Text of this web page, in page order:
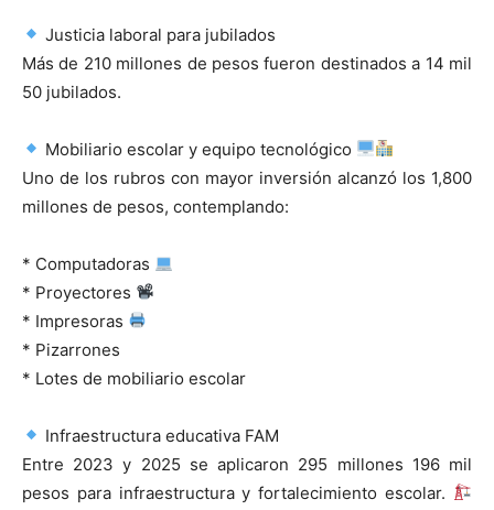
Justicia laboral para jubilados
Más de 210 millones de pesos fueron destinados a 14 mil
50 jubilados.
Mobiliario escolar y equipo tecnológico
Uno de los rubros con mayor inversión alcanzó los 1,800
millones de pesos, contemplando:
* Computadoras
* Proyectores
* Impresoras
* Pizarrones
* Lotes de mobiliario escolar
Infraestructura educativa FAM
Entre 2023 y 2025 se aplicaron 295 millones 196 mil
pesos para infraestructura y fortalecimiento escolar.